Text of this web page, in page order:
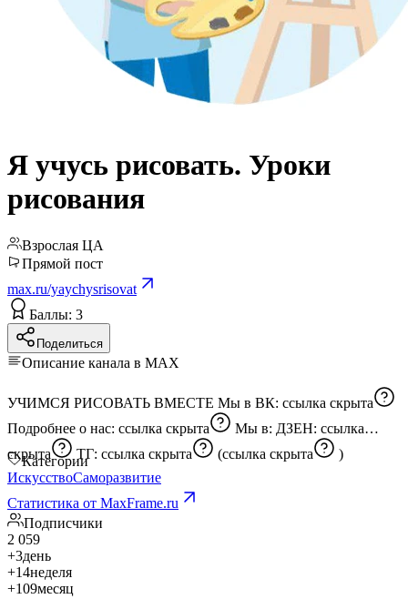
Я учусь рисовать. Уроки
рисования
Взрослая ЦА
Прямой пост
max.ru/yaychysrisovat
Баллы: 3
Поделиться
Описание канала в MAX
УЧИМСЯ РИСОВАТЬ ВМЕСТЕ Мы в ВК: ссылка скрыта
Подробнее о нас: ссылка скрыта Мы в: ДЗЕН: ссылка
скрыта
ТГ: ссылка скрыта (ссылка скрыта )
Категории
ИскусствоСаморазвитие
Статистика от MaxFrame.ru
Подписчики
2 059
+3день
+14неделя
+109месяц